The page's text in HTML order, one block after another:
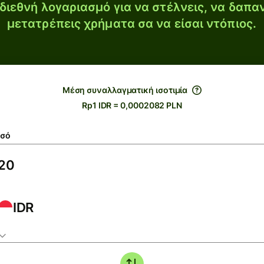
λογαριασμό για να στέλνεις, να
μετατρέπεις χρήματα σα να είσαι ντόπιος.
Μέση συναλλαγματική ισοτιμία
Rp1 IDR = 0,0002082 PLN
IDR